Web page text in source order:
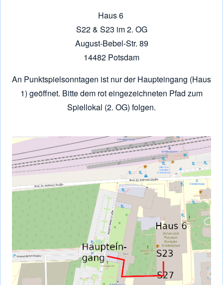
Haus 6
S22 & S23 im 2. OG
August-Bebel-Str. 89
14482 Potsdam
An Punktspielsonntagen ist nur der Haupteingang (Haus
1) geöffnet. Bitte dem rot eingezeichneten Pfad zum
Spiellokal (2. OG) folgen.